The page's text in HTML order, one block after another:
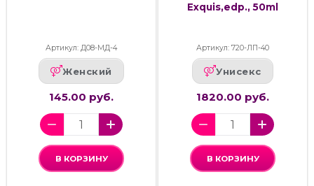
Артикул: Д08-МД-4
Женский
145.00 руб.
В КОРЗИНУ
Exquis,edp., 50ml
Артикул: 720-ЛП-40
Унисекс
1820.00 руб.
В КОРЗИНУ